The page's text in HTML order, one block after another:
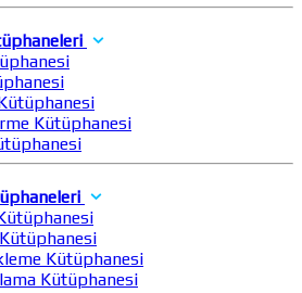
Kütüphanesi
Kütüphanesi
Kütüphanesi